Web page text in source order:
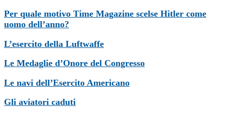
Per quale motivo Time Magazine scelse Hitler come
uomo dell’anno?
L’esercito della Luftwaffe
Le Medaglie d’Onore del Congresso
Le navi dell’Esercito Americano
Gli aviatori caduti